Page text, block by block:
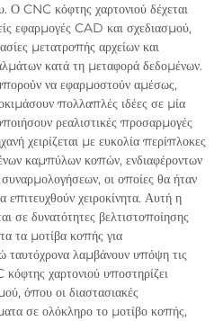
Ο CNC κόφτης χαρτονιού δέχεται
εφαρμογές CAD και σχεδιασμού,
μετατροπής αρχείων και
κατά τη μεταφορά δεδομένων.
να εφαρμοστούν αμέσως,
πολλαπλές ιδέες σε μία
ρεαλιστικές προσαρμογές
χειρίζεται με ευκολία περίπλοκες
καμπύλων κοπών, ενδιαφέροντων
οι οποίες θα ήταν
επιτευχθούν χειροκίνητα. Αυτή η
σε δυνατότητες βελτιστοποίησης
τα μοτίβα κοπής για
ταυτόχρονα λαμβάνουν υπόψη τις
χαρτονιού υποστηρίζει
όπου οι διαστασιακές
σε ολόκληρο το μοτίβο κοπής,